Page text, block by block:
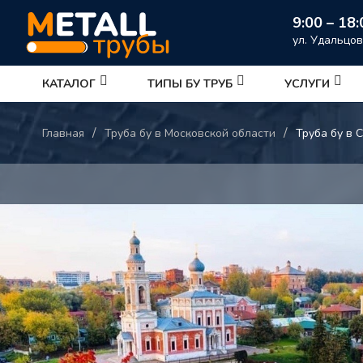
9:00 –
ул.
КАТАЛОГ ТИПЫ БУ ТРУБ УСЛУГИ
Главная / Труба бу в Московской области / Труба бу в